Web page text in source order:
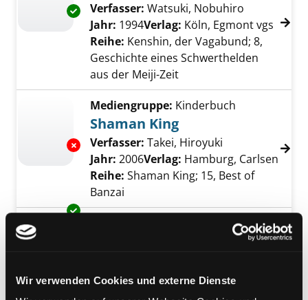
Wir verwenden Cookies und externe Dienste
Exemplar-Details von Auf dem Tokaido
Verfasser: Watsuki, Nobuhiro
Jahr: 1994Verlag: Köln, Egmont vgs
Reihe: Kenshin, der Vagabund; 8,
Geschichte eines Schwerthelden
aus der Meiji-Zeit
Exemplar-Details von Shaman King anzeigen
Mediengruppe: Kinderbuch
Shaman King
Verfasser: Takei, Hiroyuki Suche nach
Jahr: 2006Verlag: Hamburg, Carlsen
Reihe: Shaman King; 15, Best of
Banzai
Exemplar-Details von Gallien in Gefahr
Kinderbuch
Reihe:Asterix; 33
Exemplar-Details von Der große Graben